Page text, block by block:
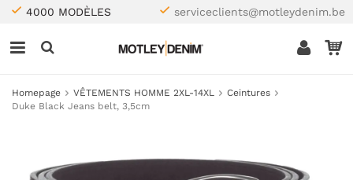
4000 MODÈLES serviceclients@motleydenim.be
Homepage VÊTEMENTS HOMME 2XL-14XL
Ceintures
Duke Black Jeans belt, 3,5cm